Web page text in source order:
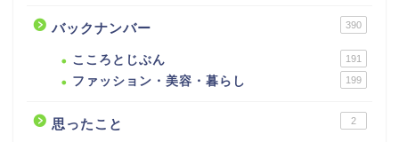
バックナンバー 390
こころとじぶん 191
ファッション・美容・暮らし 199
思ったこと 2